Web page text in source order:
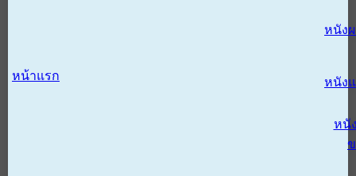
หน้าแรก
หนัง
หนัง
หนั